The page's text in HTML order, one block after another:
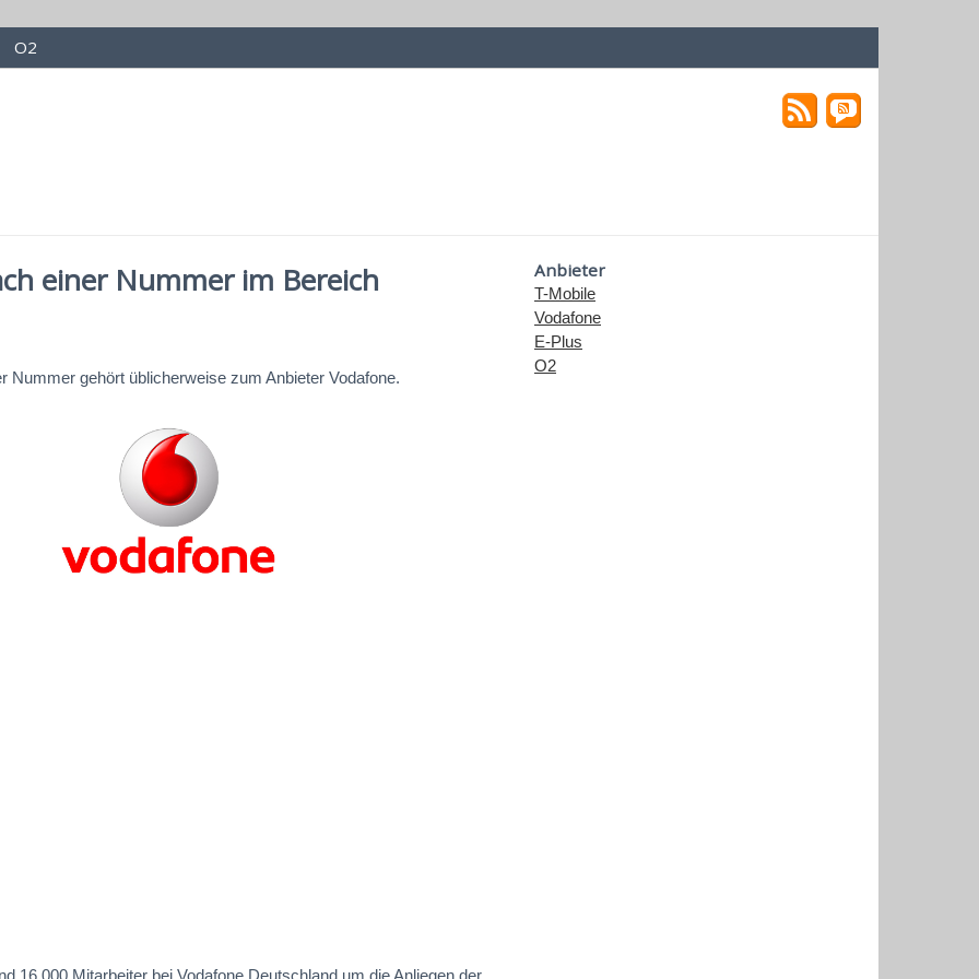
O2
einer Nummer im Bereich
Nummer gehört üblicherweise zum Anbieter Vodafone.
16.000 Mitarbeiter bei Vodafone Deutschland um die Anliegen der
Anbieter
T-Mobile
Vodafone
E-Plus
O2